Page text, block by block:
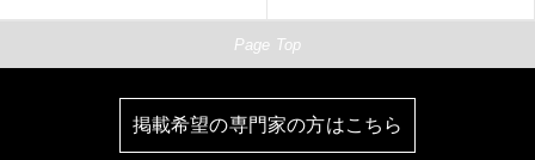
Page Top
掲載希望の専門家の方はこちら